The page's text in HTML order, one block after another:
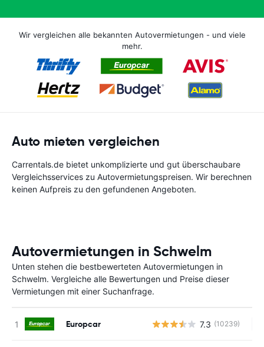
Wir vergleichen alle bekannten Autovermietungen - und viele
mehr.
Auto mieten vergleichen
Carrentals.de bietet unkomplizierte und gut überschaubare
Vergleichsservices zu Autovermietungspreisen. Wir berechnen
keinen Aufpreis zu den gefundenen Angeboten.
Autovermietungen in Schwelm
Unten stehen die bestbewerteten Autovermietungen in
Schwelm. Vergleiche alle Bewertungen und Preise dieser
Vermietungen mit einer Suchanfrage.
Europcar 7.3 (10239)